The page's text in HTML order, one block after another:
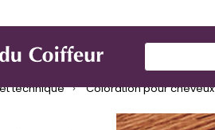
Produit de coiffure
technique Coloration pour cheveux